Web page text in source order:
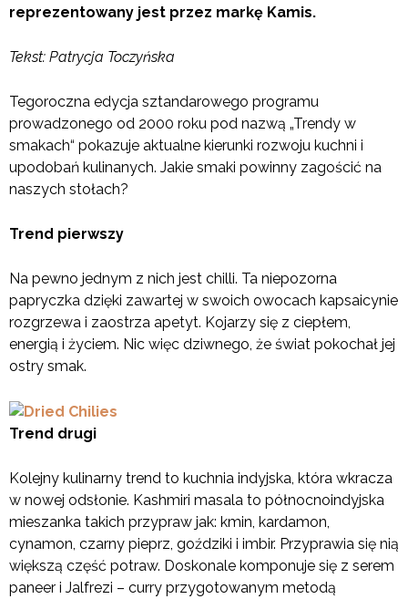
reprezentowany jest przez markę Kamis.
Tekst: Patrycja Toczyńska
Tegoroczna edycja sztandarowego programu
prowadzonego od 2000 roku pod nazwą „Trendy w
smakach“ pokazuje aktualne kierunki rozwoju kuchni i
upodobań kulinanych. Jakie smaki powinny zagościć na
naszych stołach?
Trend pierwszy
Na pewno jednym z nich jest chilli. Ta niepozorna
papryczka dzięki zawartej w swoich owocach kapsaicynie
rozgrzewa i zaostrza apetyt. Kojarzy się z ciepłem,
energią i życiem. Nic więc dziwnego, że świat pokochał jej
ostry smak.
Trend drugi
Kolejny kulinarny trend to kuchnia indyjska, która wkracza
w nowej odsłonie. Kashmiri masala to północnoindyjska
mieszanka takich przypraw jak: kmin, kardamon,
cynamon, czarny pieprz, goździki i imbir. Przyprawia się nią
większą część potraw. Doskonale komponuje się z serem
paneer i Jalfrezi – curry przygotowanym metodą